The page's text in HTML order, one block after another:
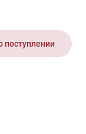
Тапочки
поступлении